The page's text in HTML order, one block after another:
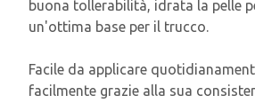
buona tollerabilità, idrata la pelle
un'ottima base per il trucco.
Facile da applicare
facilmente grazie alla sua